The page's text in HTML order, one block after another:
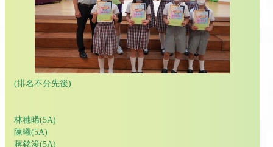
(排名不分先後)
林穗晞(5A)
陳曦(5A)
蔣銘浚(5A)